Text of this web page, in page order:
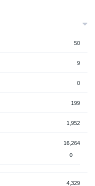
50
9
0
199
1,952
16,264
0
4,329